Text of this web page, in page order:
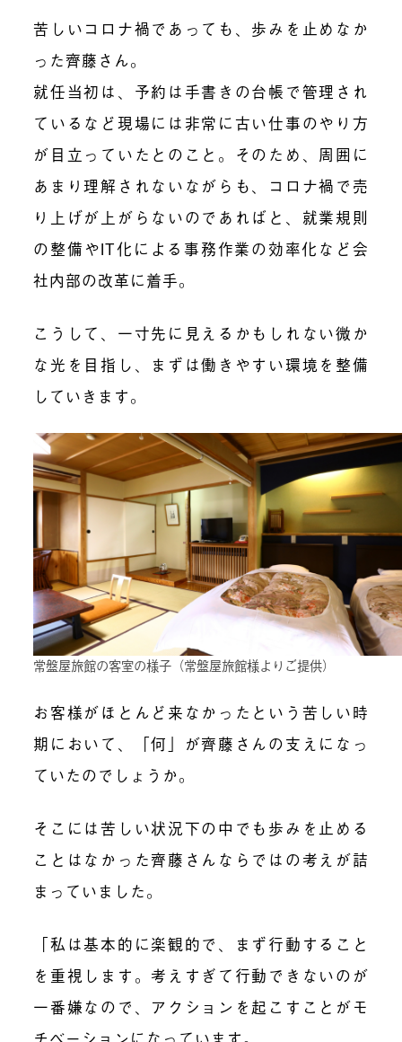
苦しいコロナ禍であっても、歩みを止めなか
った齊藤さん。
就任当初は、予約は手書きの台帳で管理され
ているなど現場には非常に古い仕事のやり方
が目立っていたとのこと。そのため、周囲に
あまり理解されないながらも、コロナ禍で売
り上げが上がらないのであればと、就業規則
の整備やIT化による事務作業の効率化など会
社内部の改革に着手。
こうして、一寸先に見えるかもしれない微か
な光を目指し、まずは働きやすい環境を整備
していきます。
常盤屋旅館の客室の様子（常盤屋旅館様よりご提供）
お客様がほとんど来なかったという苦しい時
期において、「何」が齊藤さんの支えになっ
ていたのでしょうか。
そこには苦しい状況下の中でも歩みを止める
ことはなかった齊藤さんならではの考えが詰
まっていました。
「私は基本的に楽観的で、まず行動すること
を重視します。考えすぎて行動できないのが
一番嫌なので、アクションを起こすことがモ